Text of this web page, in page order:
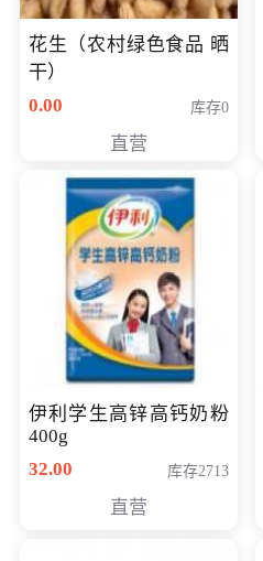
花生（农村绿色食品 晒
干）
0.00
库存0
直营
伊利学生高锌高钙奶粉
400g
32.00
库存2713
直营